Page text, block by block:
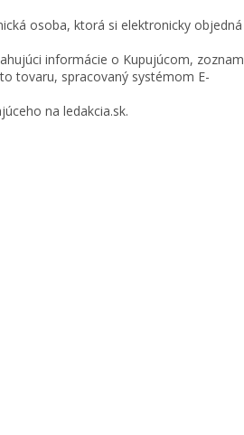
osoba, ktorá si elektronicky objedná
informácie o Kupujúcom, zoznam
tovaru, spracovaný systémom E-
na ledakcia.sk.